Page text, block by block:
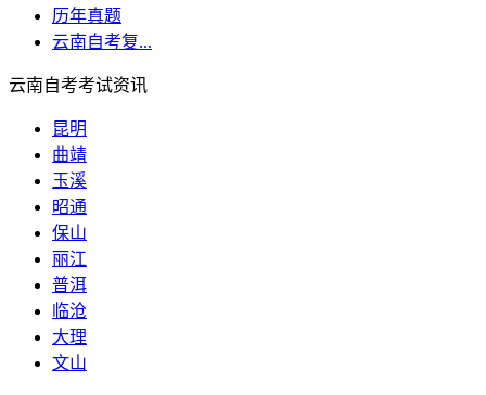
历年真题
云南自考复...
云南自考考试资讯
昆明
曲靖
玉溪
昭通
保山
丽江
普洱
临沧
大理
文山